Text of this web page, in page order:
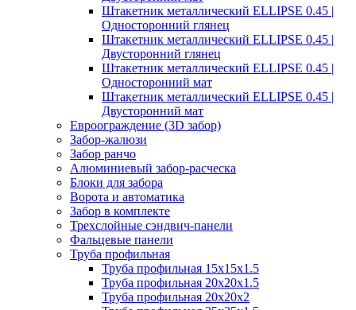
Штакетник металлический ELLIPSE 0.45 |
Односторонний глянец
Штакетник металлический ELLIPSE 0.45 |
Двусторонний глянец
Штакетник металлический ELLIPSE 0.45 |
Односторонний мат
Штакетник металлический ELLIPSE 0.45 |
Двусторонний мат
Евроограждение (3D забор)
Забор-жалюзи
Забор ранчо
Алюминиевый забор-расческа
Блоки для забора
Ворота и автоматика
Забор в комплекте
Трехслойные сэндвич-панели
Фальцевые панели
Труба профильная
Труба профильная 15х15х1.5
Труба профильная 20х20х1.5
Труба профильная 20х20х2